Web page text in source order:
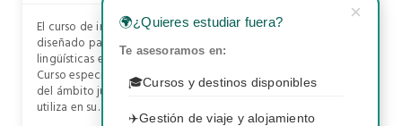
El curso de inglés jurídico de ETC International College está
diseñado para que los alumnos desarrollen sus habilidades
lingüísticas en contextos legales.
Curso especialmente diseñado para abogados y profesionales
del ámbito jurídico que precisan comprender el inglés que se
utiliza en su.
×
🌍¿Quieres estudiar fuera?
Te asesoramos en:
🎓Cursos y destinos disponibles
✈️Gestión de viaje y alojamiento